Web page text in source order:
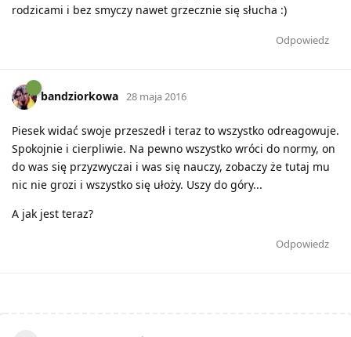
rodzicami i bez smyczy nawet grzecznie się słucha :)
Odpowiedz
bandziorkowa 28 maja 2016
Piesek widać swoje przeszedł i teraz to wszystko odreagowuje.
Spokojnie i cierpliwie. Na pewno wszystko wróci do normy, on
do was się przyzwyczai i was się nauczy, zobaczy że tutaj mu
nic nie grozi i wszystko się ułoży. Uszy do góry...
A jak jest teraz?
Odpowiedz